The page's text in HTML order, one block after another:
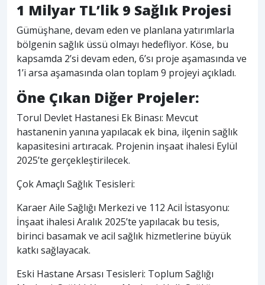
1 Milyar TL’lik 9 Sağlık Projesi
Gümüşhane, devam eden ve planlana yatırımlarla
bölgenin sağlık üssü olmayı hedefliyor. Köse, bu
kapsamda 2’si devam eden, 6’sı proje aşamasında ve
1’i arsa aşamasında olan toplam 9 projeyi açıkladı.
Öne Çıkan Diğer Projeler:
Torul Devlet Hastanesi Ek Binası: Mevcut
hastanenin yanına yapılacak ek bina, ilçenin sağlık
kapasitesini artıracak. Projenin inşaat ihalesi Eylül
2025’te gerçekleştirilecek.
Çok Amaçlı Sağlık Tesisleri:
Karaer Aile Sağlığı Merkezi ve 112 Acil İstasyonu:
İnşaat ihalesi Aralık 2025’te yapılacak bu tesis,
birinci basamak ve acil sağlık hizmetlerine büyük
katkı sağlayacak.
Eski Hastane Arsası Tesisleri: Toplum Sağlığı